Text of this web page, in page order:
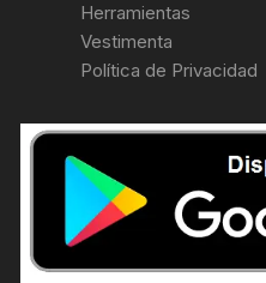
Herramientas
Vestimenta
Política de Privacidad